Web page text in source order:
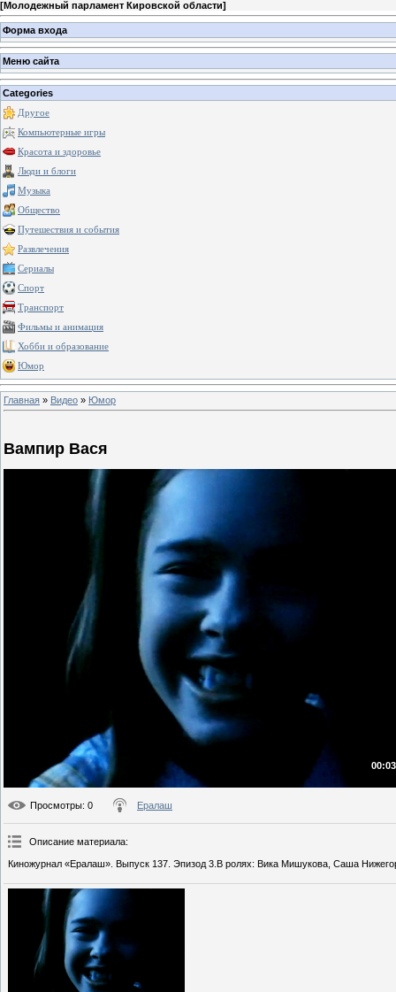
[Молодежный парламент Кировской области]
Форма входа
Меню сайта
Categories
Другое
Компьютерные игры
Красота и здоровье
Люди и блоги
Музыка
Общество
Путешествия и события
Развлечения
Сериалы
Спорт
Транспорт
Фильмы и анимация
Хобби и образование
Юмор
Главная » Видео » Юмор
Вампир Вася
Просмотры: 0 Ералаш
Описание материала:
Киножурнал «Ералаш». Выпуск 137. Эпизод 3.В ролях: Вика Мишукова, Саша